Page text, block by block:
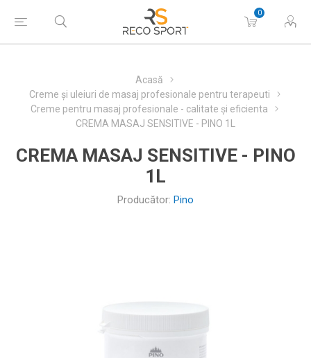
0
Acasă
Creme și uleiuri de masaj profesionale pentru terapeuti
Creme pentru masaj profesionale - calitate și eficienta
CREMA MASAJ SENSITIVE - PINO 1L
CREMA MASAJ SENSITIVE - PINO
1L
Producător: Pino